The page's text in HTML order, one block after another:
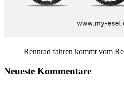
Rennrad fahren kommt vom
Neueste Kommentare